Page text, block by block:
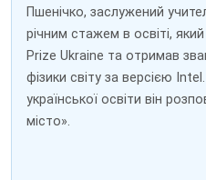
Пшенічко, заслужений
річним стажем в освіті,
Prize Ukraine та отримав
фізики світу за версією
української освіти він
місто».